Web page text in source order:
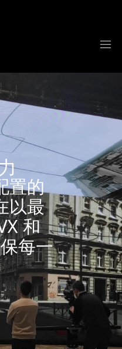
置的
以最
和
每一